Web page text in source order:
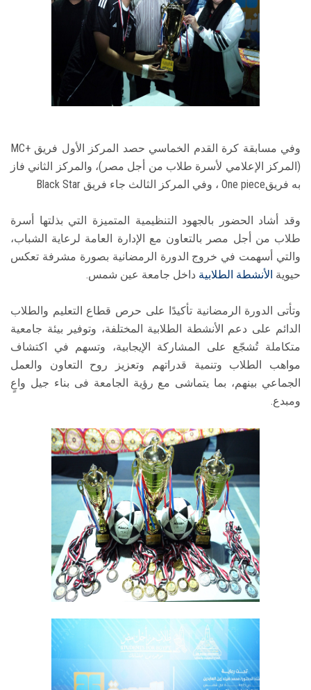
وفي مسابقة كرة القدم الخماسي حصد المركز الأول فريق +MC
(المركز الإعلامي لأسرة طلاب من أجل مصر)، والمركز الثاني فاز
به فريقOne piece ، وفي المركز الثالث جاء فريق Black Star
وقد أشاد الحضور بالجهود التنظيمية المتميزة التي بذلتها أسرة
طلاب من أجل مصر بالتعاون مع الإدارة العامة لرعاية الشباب،
والتي أسهمت في خروج الدورة الرمضانية بصورة مشرفة تعكس
حيوية الأنشطة الطلابية داخل جامعة عين شمس.
وتأتى الدورة الرمضانية تأكيدًا على حرص قطاع التعليم والطلاب
الدائم على دعم الأنشطة الطلابية المختلفة، وتوفير بيئة جامعية
متكاملة تُشجّع على المشاركة الإيجابية، وتسهم في اكتشاف
مواهب الطلاب وتنمية قدراتهم وتعزيز روح التعاون والعمل
الجماعي بينهم، بما يتماشى مع رؤية الجامعة فى بناء جيل واعٍ
ومبدع.